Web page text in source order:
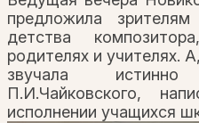
предложила
детства
родителях и учителях.
звучала
П.И.Чайковского,
исполнении учащихся